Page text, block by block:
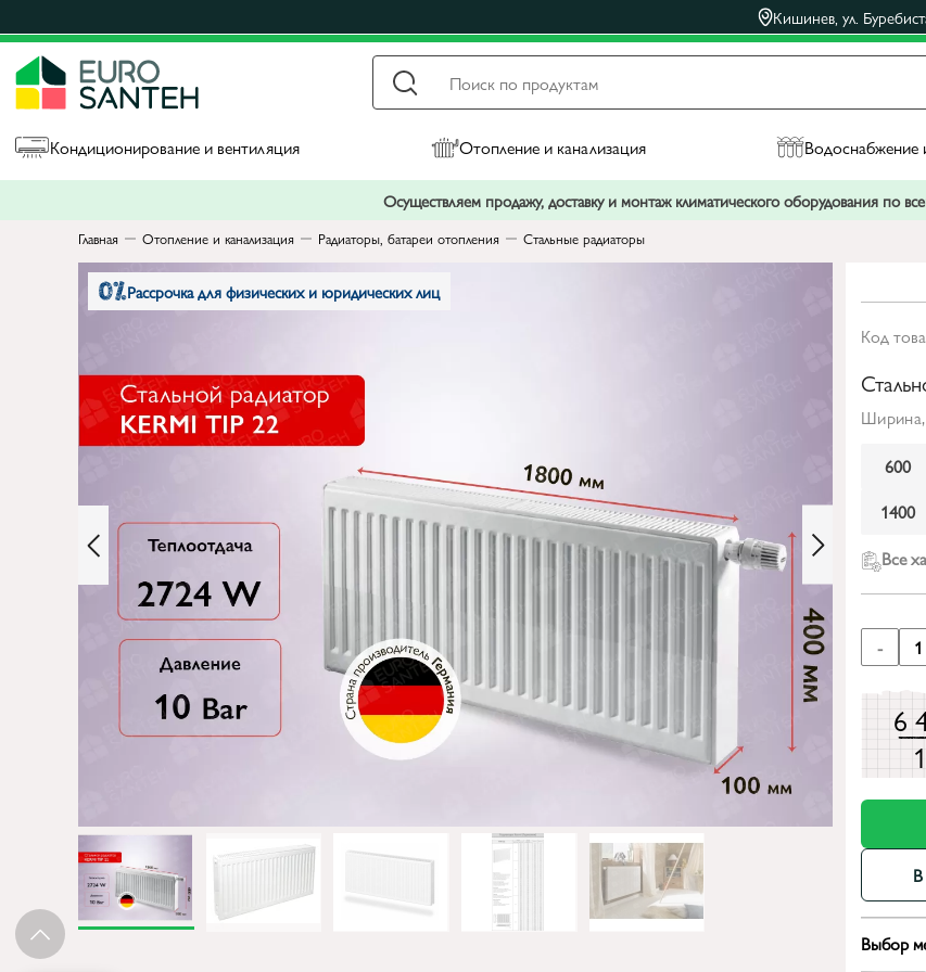
Кишинев, ул.
Кондиционирование и вентиляция Отопление и канализация Водоснабжение
Осуществляем продажу, доставку и монтаж климатического оборудования по
Главная Отопление и канализация Радиаторы, батареи отопления Стальные радиаторы
Рассрочка для физических и юридических лиц
Код
600
1400
Все
- 1
6
Выбор